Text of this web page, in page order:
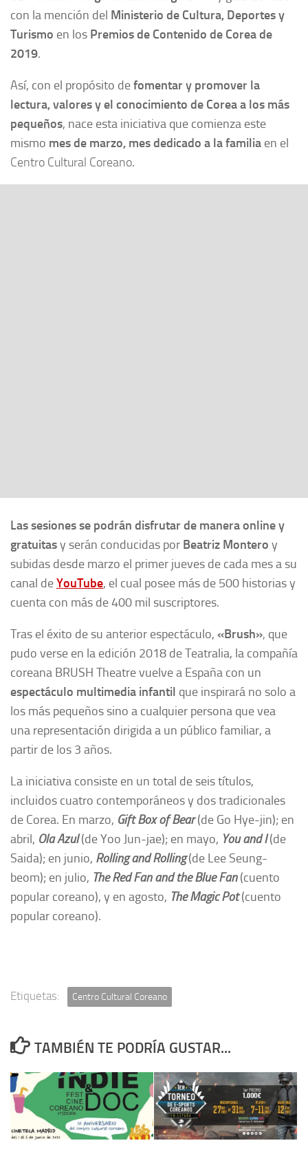
con la mención del Ministerio de Cultura, Deportes y
Turismo en los Premios de Contenido de Corea de
2019.
Así, con el propósito defomentar y promover la
lectura, valores y el conocimiento de Coreaa los más
pequeños, nace esta iniciativa que comienza este
mismo mes de marzo, mes dedicado a la familia en el
Centro Cultural Coreano.
Las sesiones se podrán disfrutar de manera onliney
gratuitasy serán conducidas por Beatriz Montero y
subidas desde marzo el primer jueves de cada mes a su
canal deYouTube, el cual posee más de 500 historias y
cuenta con más de 400 mil suscriptores.
Tras el éxito de su anterior espectáculo, «Brush», que
pudo verse en la edición 2018 de Teatralia, la compañía
coreana BRUSH Theatre vuelve a España con un
espectáculo multimedia infantil que inspirará no solo a
los más pequeños sino a cualquier persona que vea
una representación dirigida a un público familiar, a
partir de los 3 años.
La iniciativa consiste en un total de seis títulos,
incluidos cuatro contemporáneos y dos tradicionales
de Corea. En marzo, Gift Box of Bear(de Go Hye-jin); en
abril, Ola Azul(de Yoo Jun-jae); en mayo, You and I(de
Saida); en junio, Rolling and Rolling(de Lee Seung-
beom); en julio, The Red Fan and the Blue Fan(cuento
popular coreano), y en agosto, The Magic Pot(cuento
popular coreano).
Etiquetas: Centro Cultural Coreano
TAMBIÉN TE PODRÍA GUSTAR...